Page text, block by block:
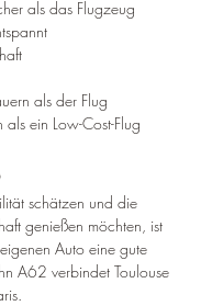
als das Flugzeug
als der Flug
als ein Low-Cost-Flug
schätzen und die
genießen möchten, ist
Auto eine gute
A62 verbindet Toulouse